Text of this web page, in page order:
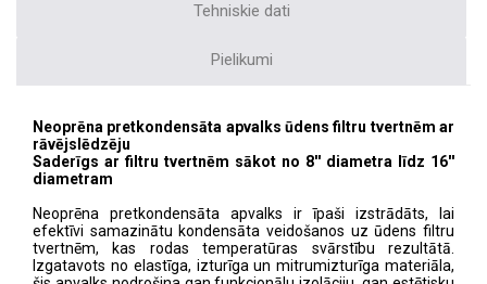
Tehniskie dati
Pielikumi
Neoprēna pretkondensāta apvalks ūdens filtru tvertnēm ar
rāvējslēdzēju
Saderīgs ar filtru tvertnēm sākot no 8'' diametra līdz 16''
diametram
Neoprēna pretkondensāta apvalks ir īpaši izstrādāts, lai
efektīvi samazinātu kondensāta veidošanos uz ūdens filtru
tvertnēm, kas rodas temperatūras svārstību rezultātā.
Izgatavots no elastīga, izturīga un mitrumizturīga materiāla,